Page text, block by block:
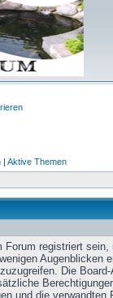
| Aktive Themen
Forum registriert
Augenblicken
Die
und die verwandten